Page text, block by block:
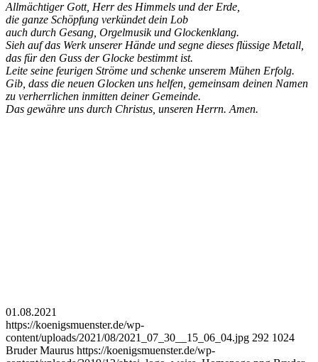
Allmächtiger Gott, Herr des Himmels und der Erde,
die ganze Schöpfung verkündet dein Lob
auch durch Gesang, Orgelmusik und Glockenklang.
Sieh auf das Werk unserer Hände und segne dieses flüssige Metall,
das für den Guss der Glocke bestimmt ist.
Leite seine feurigen Ströme und schenke unserem Mühen Erfolg.
Gib, dass die neuen Glocken uns helfen, gemeinsam deinen Namen
zu verherrlichen inmitten deiner Gemeinde.
Das gewähre uns durch Christus, unseren Herrn. Amen.
01.08.2021
https://koenigsmuenster.de/wp-
content/uploads/2021/08/2021_07_30__15_06_04.jpg 292 1024
Bruder Maurus https://koenigsmuenster.de/wp-